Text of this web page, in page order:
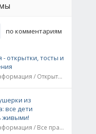
по комментариям
- открытки, тосты и
22.02.22, Информация / Открытки / Все праздники
из
все дети
живыми!
20.06.21, Информация / Все праздники / Рассказы и истории